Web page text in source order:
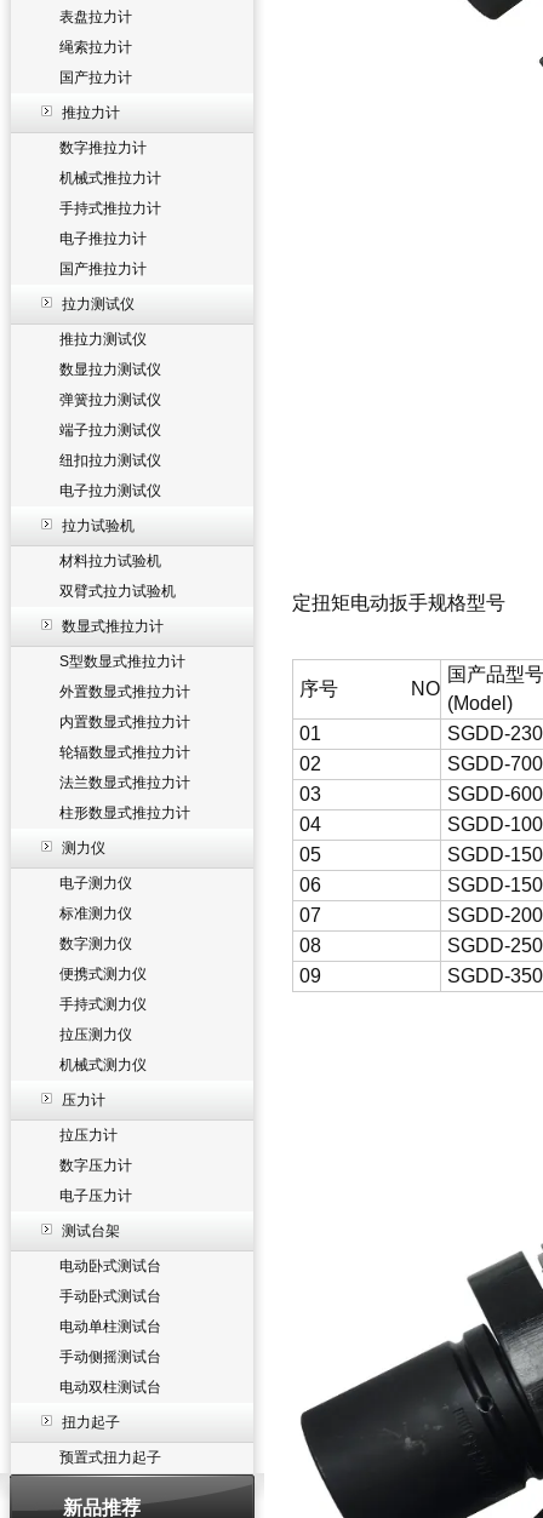
表盘拉力计
绳索拉力计
国产拉力计
推拉力计
数字推拉力计
机械式推拉力计
手持式推拉力计
电子推拉力计
国产推拉力计
拉力测试仪
推拉力测试仪
数显拉力测试仪
弹簧拉力测试仪
端子拉力测试仪
纽扣拉力测试仪
电子拉力测试仪
拉力试验机
材料拉力试验机
双臂式拉力试验机
数显式推拉力计
S型数显式推拉力计
外置数显式推拉力计
内置数显式推拉力计
轮辐数显式推拉力计
法兰数显式推拉力计
柱形数显式推拉力计
测力仪
电子测力仪
标准测力仪
数字测力仪
便携式测力仪
手持式测力仪
拉压测力仪
机械式测力仪
压力计
拉压力计
数字压力计
电子压力计
测试台架
电动卧式测试台
手动卧式测试台
电动单柱测试台
手动侧摇测试台
电动双柱测试台
扭力起子
预置式扭力起子
新品推荐
定扭矩电动扳手规格型号
序号 NO
国产品型号
(Model)
01
SGDD-230
02
SGDD-700
03
SGDD-600
04
SGDD-
05
SGDD-
06
SGDD-
07
SGDD-
08
SGDD-
09
SGDD-